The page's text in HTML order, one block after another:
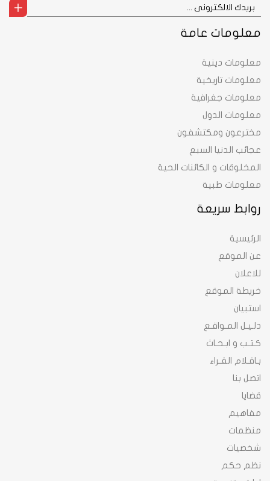
روابط سريعة
الرئيسية
عن الموقع
للاعلان
خريطة الموقع
استبيان
دلـيـل المـواقـع
كـتـب و ابـحـاث
بـاقـلام القـراء
اتصل بنا
قضايا
مفاهيم
منظمات
شخصيات
نظم حكم
معلومات عامة
معلومات دينية
معلومات تاريخية
معلومات جغرافية
معلومات الدول
مخترعون ومكتشفون
عجائب الدنيا السبع
المخلوقات و الكائنات الحية
معلومات طبية